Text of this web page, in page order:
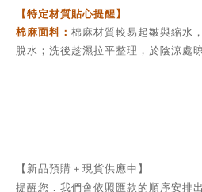
【特定材質貼心提醒】
棉麻面料： 棉麻材質較易起皺與縮水
脫水；洗後趁濕拉平整理，於陰涼處晾
【新品預購＋現貨供應中】
提醒您．我們會依照匯款的順序安排